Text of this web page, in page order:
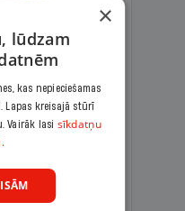
analītiska
×
lūdzam
kas nepieciešamas
Lapas kreisajā stūrī
Vairāk lasi sīkdatņu